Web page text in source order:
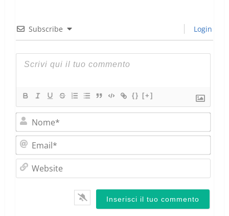
Subscribe Login
{} [+]